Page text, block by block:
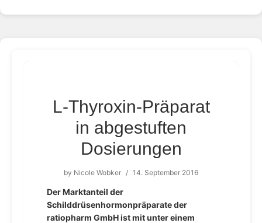
L-Thyroxin-Präparat
in abgestuften
Dosierungen
by Nicole Wobker / 14. September 2016
Der Marktanteil der
Schilddrüsenhormonpräparate der
ratiopharm GmbH ist mit unter einem